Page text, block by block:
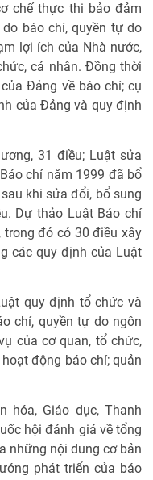
chế thực thi bảo đảm
báo chí, quyền tự do
lợi ích của Nhà nước,
cá nhân. Đồng thời
Đảng về báo chí; cụ
của Đảng và quy định
31 điều; Luật sửa
chí năm 1999 đã bổ
khi sửa đổi, bổ sung
Dự thảo Luật Báo chí
đó có 30 điều xây
các quy định của Luật
quy định tổ chức và
chí, quyền tự do ngôn
của cơ quan, tổ chức,
động báo chí; quản
hóa, Giáo dục, Thanh
hội đánh giá về tổng
những nội dung cơ bản
phát triển của báo